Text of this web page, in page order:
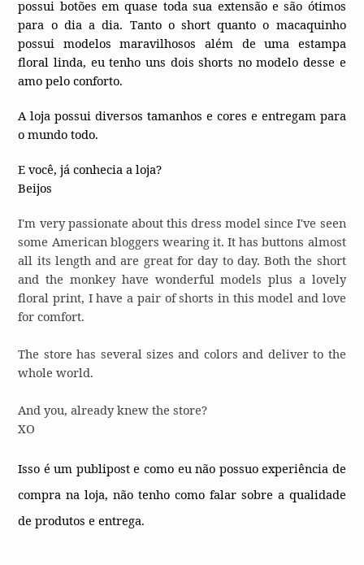
possui botões em quase toda sua extensão e são ótimos
para o dia a dia. Tanto o short quanto o macaquinho
possui modelos maravilhosos além de uma estampa
floral linda, eu tenho uns dois shorts no modelo desse e
amo pelo conforto.
A loja possui diversos tamanhos e cores e entregam para
o mundo todo.
E você, já conhecia a loja?
Beijos
I'm very passionate about this dress model since I've seen
some American bloggers wearing it. It has buttons almost
all its length and are great for day to day. Both the short
and the monkey have wonderful models plus a lovely
floral print, I have a pair of shorts in this model and love
for comfort.
The store has several sizes and colors and deliver to the
whole world.
And you, already knew the store?
XO
Isso é um publipost e como eu não possuo experiência de
compra na loja, não tenho como falar sobre a qualidade
de produtos e entrega.